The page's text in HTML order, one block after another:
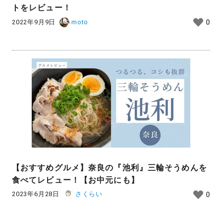
トをレビュー！
2022年9月9日 moto 0
【おすすめグルメ】奈良の『池利』三輪そうめんを
食べてレビュー！【お中元にも】
2023年6月28日 さくらい 0